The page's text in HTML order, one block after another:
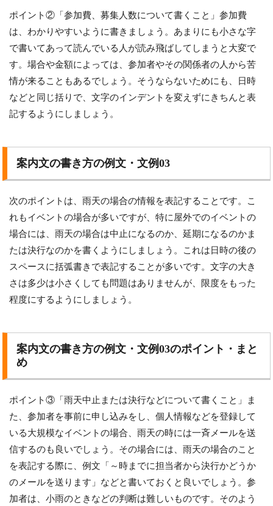
ポイント②「参加費、募集人数について書くこと」参加費
は、わかりやすいように書きましょう。あまりにも小さな字
で書いてあって読んでいる人が読み飛ばしてしまうと大変で
す。場合や金額によっては、参加者やその関係者の人から苦
情が来ることもあるでしょう。そうならないためにも、日時
などと同じ括りで、文字のインデントを変えずにきちんと表
記するようにしましょう。
案内文の書き方の例文・文例03
次のポイントは、雨天の場合の情報を表記することです。こ
れもイベントの場合が多いですが、特に屋外でのイベントの
場合には、雨天の場合は中止になるのか、延期になるのかま
たは決行なのかを書くようにしましょう。これは日時の後の
スペースに括弧書きで表記することが多いです。文字の大き
さは多少は小さくしても問題はありませんが、限度をもった
程度にするようにしましょう。
案内文の書き方の例文・文例03のポイント・まと
め
ポイント③「雨天中止または決行などについて書くこと」ま
た、参加者を事前に申し込みをし、個人情報などを登録して
いる大規模なイベントの場合、雨天の時には一斉メールを送
信するのも良いでしょう。その場合には、雨天の場合のこと
を表記する際に、例文「～時までに担当者から決行かどうか
のメールを送ります」などと書いておくと良いでしょう。参
加者は、小雨のときなどの判断は難しいものです。そのよう